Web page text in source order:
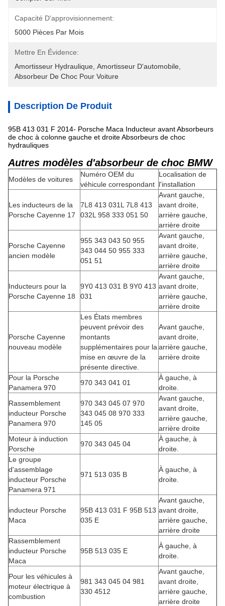
Capacité D'approvisionnement:
5000 Pièces Par Mois
Mettre En Évidence:
Amortisseur Hydraulique Amortisseur D'automobile
Absorbeur De Choc Pour Voiture
Description De Produit
95B 413 031 F 2014- Porsche Maca Inducteur avant Absorbeurs
de choc à colonne gauche et droite Absorbeurs de choc
hydrauliques
Autres modèles d'absorbeur de choc BMW
Modèles de voitures
Numéro OEM du
véhicule correspondant
Localisation de
l'installation
Les inducteurs de la
Porsche Cayenne 17
7L8 413 031L 7L8 413
032L 958 333 051 50
Avant gauche,
avant droite,
arrière gauche,
arrière droite
Porsche Cayenne
ancien modèle
955 343 043 50 955
343 044 50 955 333
051 51
Avant gauche,
avant droite,
arrière gauche,
arrière droite
Inducteurs pour la
Porsche Cayenne 18
9Y0 413 031 B 9Y0 413
031
Avant gauche,
avant droite,
arrière gauche,
arrière droite
Porsche Cayenne
nouveau modèle
Les États membres
peuvent prévoir des
montants
supplémentaires pour la
mise en œuvre de la
présente directive.
Avant gauche,
avant droite,
arrière gauche,
arrière droite
Pour la Porsche
Panamera 970
970 343 041 01
À gauche, à
droite.
Rassemblement
inducteur Porsche
Panamera 970
970 343 045 07 970
343 045 08 970 333
145 05
Avant gauche,
avant droite,
arrière gauche,
arrière droite
Moteur à induction
Porsche
970 343 045 04
À gauche, à
droite.
Le groupe
d'assemblage
inducteur Porsche
Panamera 971
971 513 035 B
À gauche, à
droite.
inducteur Porsche
Maca
95B 413 031 F 95B 513
035 E
Avant gauche,
avant droite,
arrière gauche,
arrière droite
Rassemblement
inducteur Porsche
Maca
95B 513 035 E
À gauche, à
droite.
Pour les véhicules à
moteur électrique à
combustion
981 343 045 04 981
330 4512
Avant gauche,
avant droite,
arrière gauche,
arrière droite